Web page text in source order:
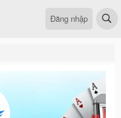
Đăng nhập